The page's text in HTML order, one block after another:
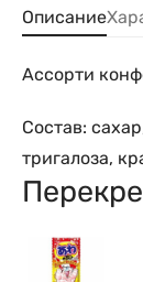
Описание
Ассорти
Состав:
тригалоза,